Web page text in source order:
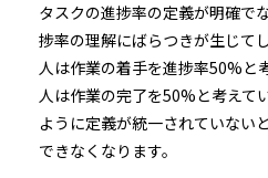
タスクの進捗率の定義が明確で
捗率の理解にばらつきが生じて
人は作業の着手を進捗率50%と
人は作業の完了を50%と考えて
ように定義が統一されていない
できなくなります。